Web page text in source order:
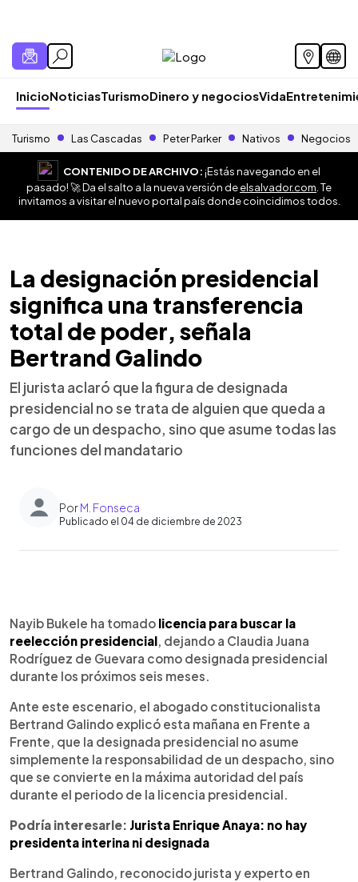
InicioNoticiasTurismoDinero y negociosVida
Turismo Las Cascadas Peter Parker Nativos Negocios
CONTENIDO DE ARCHIVO:¡Estás navegando en el
pasado! 🚀 Da el salto a la nueva versión deelsalvador.com . Te
invitamos a visitar el nuevo portal país donde coincidimos todos.
La designación presidencial
significa una transferencia
total de poder, señala
Bertrand Galindo
El jurista aclaró que la figura de designada
presidencial no se trata de alguien que queda a
cargo de un despacho, sino que asume todas las
funciones del mandatario
PorM. Fonseca
Publicado el 04 de diciembre de 2023
► Escuchar artículo
Nayib Bukele ha tomado licencia para buscar la
reelección presidencial, dejando a Claudia Juana
Rodríguez de Guevara como designada presidencial
durante los próximos seis meses.
Ante este escenario, el abogado constitucionalista
Bertrand Galindo explicó esta mañana en Frente a
Frente, que la designada presidencial no asume
simplemente la responsabilidad de un despacho, sino
que se convierte en la máxima autoridad del país
durante el periodo de la licencia presidencial.
Podría interesarle: Jurista Enrique Anaya: no hay
presidenta interina ni designada
Bertrand Galindo, reconocido jurista y experto en